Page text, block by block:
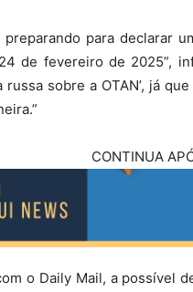
preparando para declarar
de fevereiro de 2025”,
russa sobre a OTAN’, já
CONTINUA
o Daily Mail, a possível